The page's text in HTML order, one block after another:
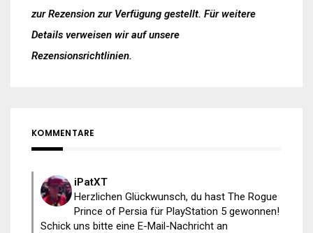
zur Rezension zur Verfügung gestellt. Für weitere
Details verweisen wir auf unsere
Rezensionsrichtlinien.
KOMMENTARE
iPatXT
Herzlichen Glückwunsch, du hast The Rogue
Prince of Persia für PlayStation 5 gewonnen!
Schick uns bitte eine E-Mail-Nachricht an